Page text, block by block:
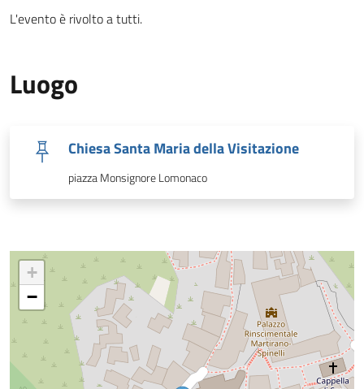
L'evento è rivolto a tutti.
Luogo
Chiesa Santa Maria della Visitazione
piazza Monsignore Lomonaco
+
−